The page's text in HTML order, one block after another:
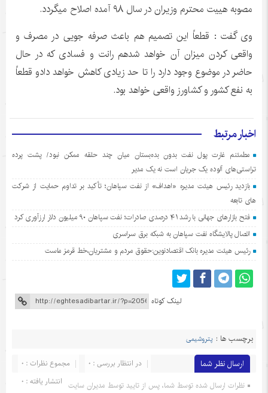
مصوبه هییت محترم وزیران در سال ۹۸ آمده اصلاح میگردد.
وى گفت : قطعاً این تصمیم هم باعث صرفه جویی در مصرف و
واقعی کردن ميزان آن خواهد شدهم رانت و فسادی که در حال
حاضر در موضوع وجود دارد را تا حد زیادی کاهش خواهد دادو قطعاً
به نفع کشور و کشاورز واقعی خواهد بود.
اخبار مرتبط
مطمئنم غارت پول نفت بدون بده‌بستان میان چند حلقه ممکن نبود/ پشت پرده
تراستی‌‌های آلوده یک جریان است نه یک مدیر
بازدید رئیس هیئت مدیره «اهداف» از نفت سپاهان؛ تأکید بر تداوم حمایت از شرکت
های تابعه
فتح بازارهای جهانی با رشد ۴۱ درصدی صادرات؛ نفت سپاهان ۹۰ میلیون دلار ارزآوری کرد
اتصال پالایشگاه نفت سپاهان به شبکه برق سراسری
رئیس هیئت مدیره بانک اقتصادنوین:حقوق مردم و مشتریان،خط قرمز ماست
لینک کوتاه
برچسب ها : پتروشیمی
ارسال نظر شما مجموع نظرات : 0
در انتظار بررسی : 0
انتشار یافته : 0 نظرات ارسال شده توسط شما، پس از تایید توسط مدیران سایت